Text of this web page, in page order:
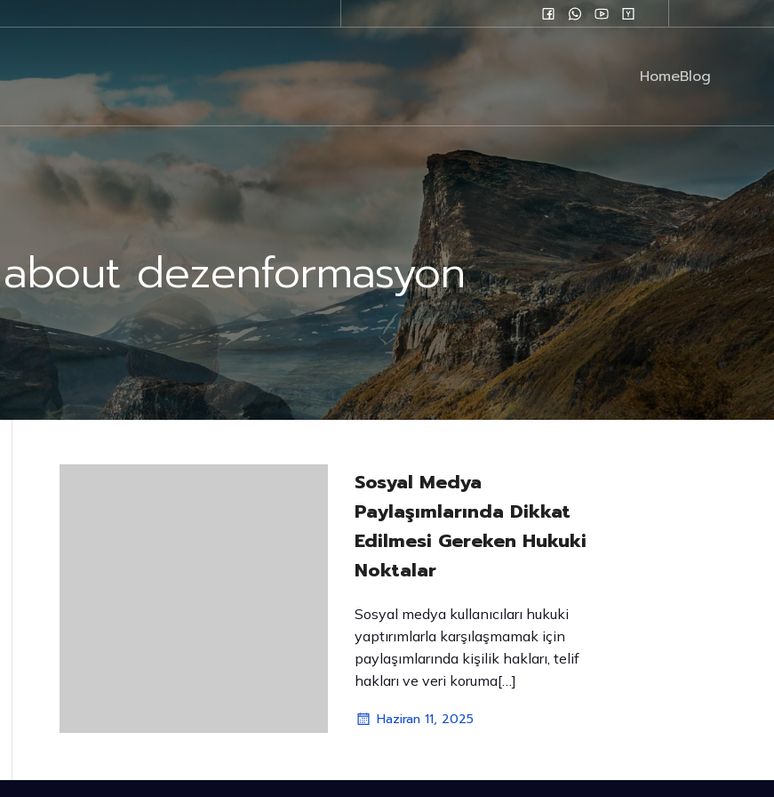
HomeBlog
dezenformasyon
Sosyal Medya
Paylaşımlarında Dikkat
Edilmesi Gereken Hukuki
Noktalar
Sosyal medya kullanıcıları hukuki
yaptırımlarla karşılaşmamak için
paylaşımlarında kişilik hakları, telif
hakları ve veri koruma[…]
Haziran 11, 2025